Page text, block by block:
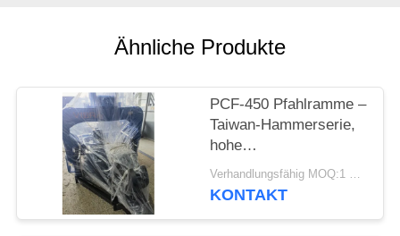
FÄLLE
FORDERN
SIE EIN
ZITAT
Ähnliche Produkte
PCF-450 Pfahlramme –
Taiwan-Hammerserie,
hohe
Teileaustauschbarkeit
und 535 kN Kraft
Verhandlungsfähig MOQ:1 Satz
KONTAKT